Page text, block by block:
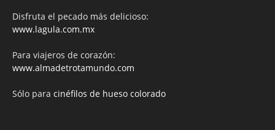
Disfruta el pecado más delicioso:
www.lagula.com.mx
Para viajeros de corazón:
www.almadetrotamundo.com
Sólo para cinéfilos de hueso colorado